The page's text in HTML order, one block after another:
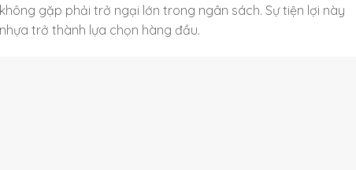
gặp phải trở ngại lớn trong ngân sách. Sự tiện lợi này
trở thành lựa chọn hàng đầu.